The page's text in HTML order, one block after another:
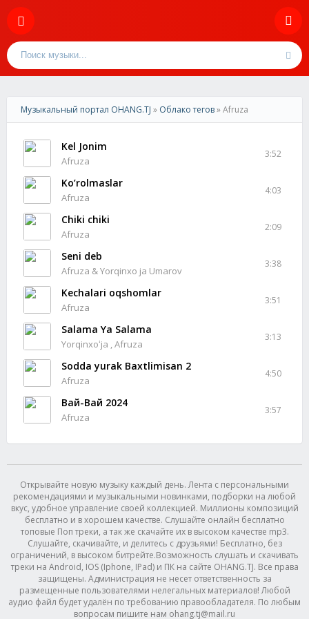
Музыкальный портал OHANG.TJ » Облако тегов» Afruza
Kel Jonim
Afruza
3:52
Ko’rolmaslar
Afruza
4:03
Chiki chiki
Afruza
2:09
Seni deb
Afruza & Yorqinxo ja Umarov
3:38
Kechalari oqshomlar
Afruza
3:51
Salama Ya Salama
Yorqinxoʻja , Afruza
3:13
Sodda yurak Baxtlimisan 2
Afruza
4:50
Вай-Вай 2024
Afruza
3:57
Открывайте новую музыку каждый день. Лента с персональными
рекомендациями и музыкальными новинками, подборки на любой
вкус, удобное управление своей коллекцией. Миллионы композиций
бесплатно и в хорошем качестве. Слушайте онлайн бесплатно
топовые Поп треки, а так же скачайте их в высоком качестве mp3.
Слушайте, скачивайте, и делитесь с друзьями! Бесплатно, без
ограничений, в высоком битрейте.Возможность слушать и скачивать
треки на Android, IOS (Iphone, IPad) и ПК на сайте OHANG.TJ. Все права
защищены. Администрация не несет ответственность за
размещенные пользователями нелегальных материалов! Любой
аудио файл будет удалён по требованию правообладателя. По любым
вопросам пишите нам ohang.tj@mail.ru